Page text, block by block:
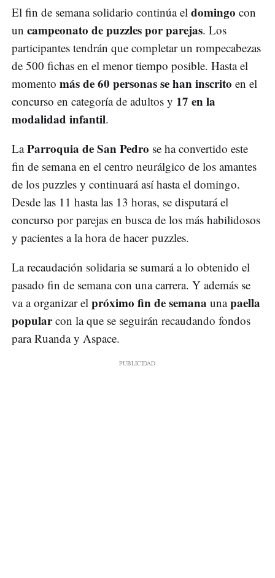
El fin de semana solidario continúa el domingo con
un campeonato de puzzles por parejas. Los
participantes tendrán que completar un rompecabezas
de 500 fichas en el menor tiempo posible. Hasta el
momento más de 60 personas se han inscrito en el
concurso en categoría de adultos y 17 en la
modalidad infantil.
LaParroquia de San Pedro se ha convertido este
fin de semana en el centro neurálgico de los amantes
de los puzzles y continuará así hasta el domingo.
Desde las 11 hasta las 13 horas, se disputará el
concurso por parejas en busca de los más habilidosos
y pacientes a la hora de hacer puzzles.
La recaudación solidaria se sumará a lo obtenido el
pasado fin de semana con una carrera. Y además se
va a organizar el próximo fin de semana unapaella
popularcon la que se seguirán recaudando fondos
para Ruanda y Aspace.